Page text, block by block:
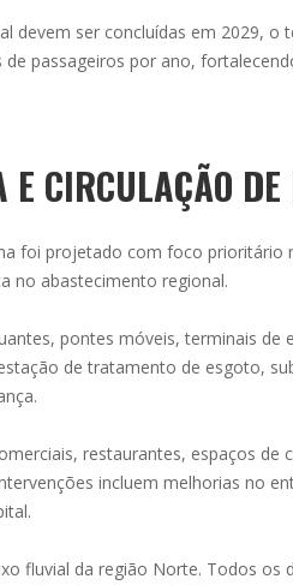
devem ser concluídas em 2029, o
passageiros por ano,
CIRCULAÇÃO
foi projetado com foco prioritário
no abastecimento regional.
pontes móveis, terminais de
de tratamento de esgoto,
restaurantes, espaços de
incluem melhorias no
fluvial da região Norte. Todos os